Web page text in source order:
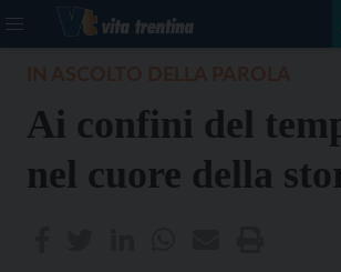
Ai confini del
nel cuore della